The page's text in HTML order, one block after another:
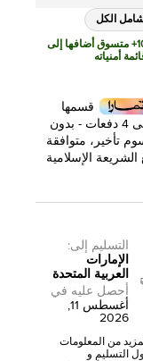
الكل
10+ متسوق أضافها إلى
أمنياته
قسمها
على 4 دفعات - بدون
تأخير، متوافقة
الشريعة الإسلامية
التسليم إلى:
الإمارات
العربية المتحدة
أحصل عليه في
أغسطس 11,
2026
من المعلومات
التسليم و